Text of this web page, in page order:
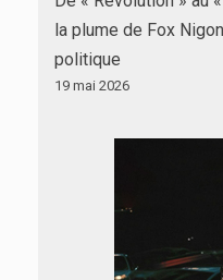
la plume de Fox
politique
19 mai 2026